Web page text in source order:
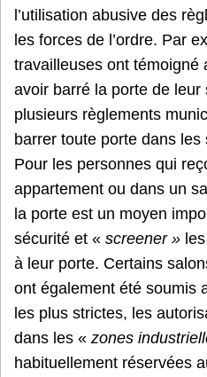
l’utilisation abusive des
les forces de l’ordre. Par
travailleuses ont témoigné
avoir barré la porte de
plusieurs règlements
barrer toute porte dans les
Pour les personnes qui
appartement ou dans un
la porte est un moyen
sécurité et « screener »
à leur porte. Certains
ont également été soumis
les plus strictes, les
dans les « zones
habituellement réservées